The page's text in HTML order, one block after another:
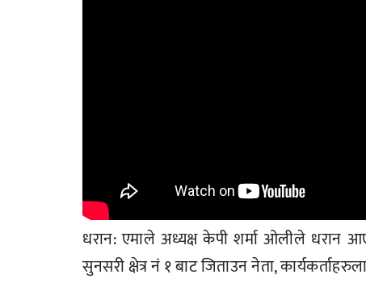
धरान: एमाले अध्यक्ष केपी शर्मा ओलीले धरान
सुनसरी क्षेत्र नं १ बाट जिताउन नेता,